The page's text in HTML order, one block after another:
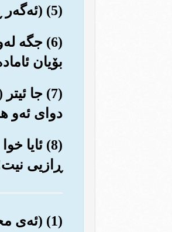
(5) (ئه‌گه‌ر ڕێبازی خواناسی نه‌گرێت) سه‌ره‌نجام ده‌یخه‌ینه نزمترینی شوێنه نزمه‌کانه‌وه (له دۆزه‌خدا).
(6) جگه
بۆیان
(7) جا
دوای ئه‌و
(8) ئایا
ڕازیی
(1) (ئه‌ی